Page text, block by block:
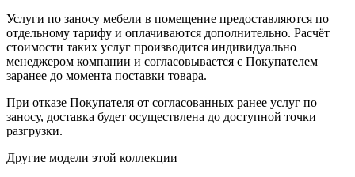
Услуги по заносу мебели в помещение предоставляются по
отдельному тарифу и оплачиваются дополнительно. Расчёт
стоимости таких услуг производится индивидуально
менеджером компании и согласовывается с Покупателем
заранее до момента поставки товара.
При отказе Покупателя от согласованных ранее услуг по
заносу, доставка будет осуществлена до доступной точки
разгрузки.
Другие модели этой коллекции